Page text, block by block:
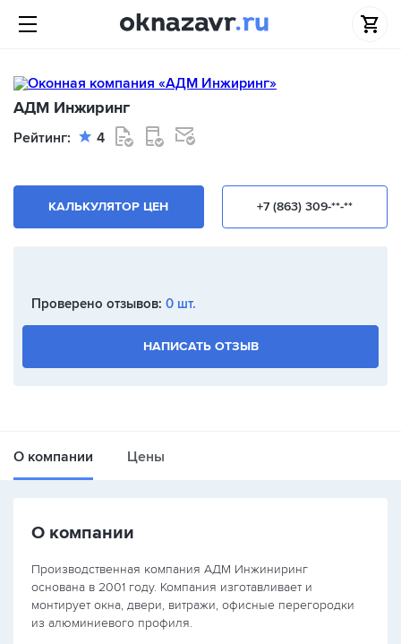
АДМ Инжиринг
Рейтинг: 4
+7 (863) 309-**-**
КАЛЬКУЛЯТОР ЦЕН
Проверено отзывов: 0 шт.
НАПИСАТЬ ОТЗЫВ
О компании Цены
О компании
Производственная компания АДМ Инжиниринг
основана в 2001 году. Компания изготавливает и
монтирует окна, двери, витражи, офисные перегородки
из алюминиевого профиля.